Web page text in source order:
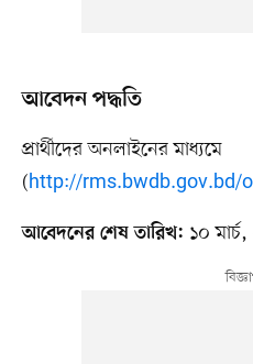
আবেদন পদ্ধতি
প্রার্থীদের অনলাইনের মাধ্যমে
(http://rms.bwdb.gov.bd/
আবেদনের শেষ তারিখ: ১০